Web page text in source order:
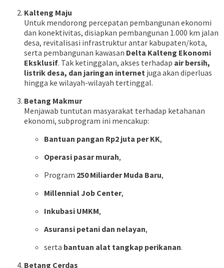
Kalteng Maju
Untuk mendorong percepatan pembangunan ekonomi
dan konektivitas, disiapkan pembangunan 1.000 km jalan
desa, revitalisasi infrastruktur antar kabupaten/kota,
serta pembangunan kawasan Delta Kalteng Ekonomi
Eksklusif. Tak ketinggalan, akses terhadap air bersih,
listrik desa, dan jaringan internet juga akan diperluas
hingga ke wilayah-wilayah tertinggal.
Betang Makmur
Menjawab tuntutan masyarakat terhadap ketahanan
ekonomi, subprogram ini mencakup:
Bantuan pangan Rp2 juta per KK,
Operasi pasar murah,
Program 250 Miliarder Muda Baru,
Millennial Job Center,
Inkubasi UMKM,
Asuransi petani dan nelayan,
serta bantuan alat tangkap perikanan.
Betang Cerdas